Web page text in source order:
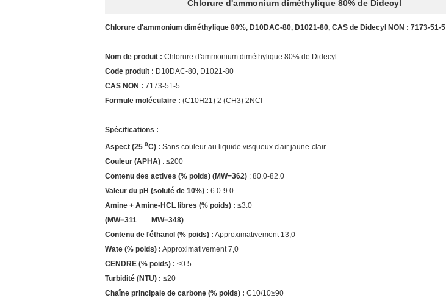
Chlorure d'ammonium diméthylique 80% de Didecyl
Chlorure d'ammonium diméthylique 80%, D10DAC-80, D1021-80, CAS de Didecyl NON : 7173-51-5
Nom de produit : Chlorure d'ammonium diméthylique 80% de Didecyl
Code produit : D10DAC-80, D1021-80
CAS NON : 7173-51-5
Formule moléculaire : (C10H21) 2 (CH3) 2NCl
Spécifications :
Aspect (25 0C) : Sans couleur au liquide visqueux clair jaune-clair
Couleur (APHA) : ≤200
Contenu des actives (% poids) (MW=362) : 80.0-82.0
Valeur du pH (soluté de 10%) : 6.0-9.0
Amine + Amine-HCL libres (% poids) : ≤3.0
(MW=311 MW=348)
Contenu de l'éthanol (% poids) : Approximativement 13,0
Wate (% poids) : Approximativement 7,0
CENDRE (% poids) : ≤0.5
Turbidité (NTU) : ≤20
Chaîne principale de carbone (% poids) : C10/10≥90